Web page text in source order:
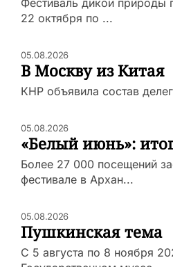
22 октября по ...
05.08.2026
В Москву из Китая
КНР объявила состав
05.08.2026
«Белый июнь»:
Более 27 000 посещений
фестивале в Архан...
05.08.2026
Пушкинская тема
С 5 августа по 8 ноября